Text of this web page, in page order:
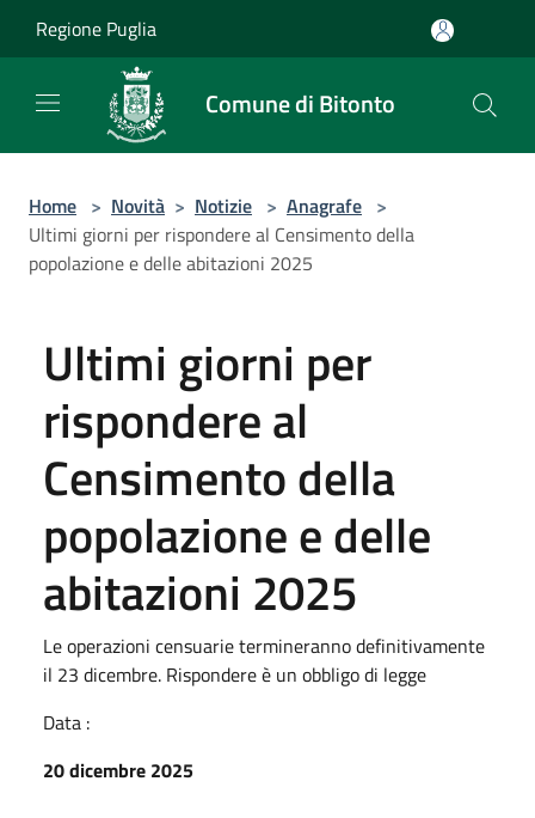
Regione Puglia
Comune di Bitonto
Home > Novità > Notizie > Anagrafe >
Ultimi giorni per rispondere al Censimento della
popolazione e delle abitazioni 2025
Ultimi giorni per
rispondere al
Censimento della
popolazione e delle
abitazioni 2025
Le operazioni censuarie termineranno definitivamente
il 23 dicembre. Rispondere è un obbligo di legge
Data :
20 dicembre 2025